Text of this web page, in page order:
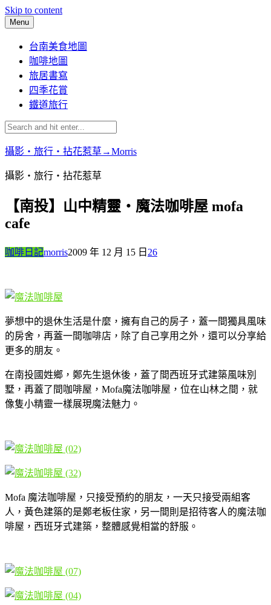
Skip to content
Menu
台南美食地圖
咖啡地圖
旅居書寫
四季花賞
鐵道旅行
攝影‧旅行‧拈花惹草→Morris
攝影‧旅行‧拈花惹草
【南投】山中精靈‧魔法咖啡屋 mofa
cafe
咖啡日記morris2009 年 12 月 15 日 26
夢想中的退休生活是什麼，擁有自己的房子，蓋一間獨具風味
的房舍，再蓋一間咖啡店，除了自己享用之外，還可以分享給
更多的朋友。
在南投國姓鄉，鄭先生退休後，蓋了間西班牙式建築風味別
墅，再蓋了間咖啡屋，Mofa魔法咖啡屋，位在山林之間，就
像隻小精靈一樣展現魔法魅力。
Mofa 魔法咖啡屋，只接受預約的朋友，一天只接受兩組客
人，黃色建築的是鄭老板住家，另一間則是招待客人的魔法咖
啡屋，西班牙式建築，整體感覺相當的舒服。